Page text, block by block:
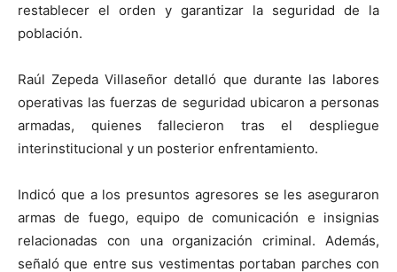
restablecer el orden y garantizar la seguridad de la
población.
Raúl Zepeda Villaseñor detalló que durante las labores
operativas las fuerzas de seguridad ubicaron a personas
armadas, quienes fallecieron tras el despliegue
interinstitucional y un posterior enfrentamiento.
Indicó que a los presuntos agresores se les aseguraron
armas de fuego, equipo de comunicación e insignias
relacionadas con una organización criminal. Además,
señaló que entre sus vestimentas portaban parches con